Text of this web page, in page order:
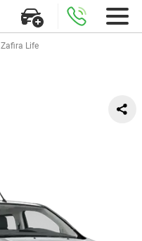
Zafira Life